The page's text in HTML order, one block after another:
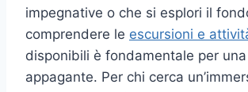
impegnative o che si esplori il
comprendere le escursioni e
disponibili è fondamentale per
appagante. Per chi cerca